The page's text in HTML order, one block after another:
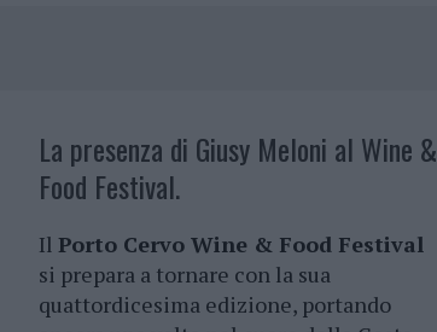
La presenza di Giusy Meloni al Wine &
Food Festival.
Il Porto Cervo Wine & Food Festival
si prepara a tornare con la sua
quattordicesima edizione, portando